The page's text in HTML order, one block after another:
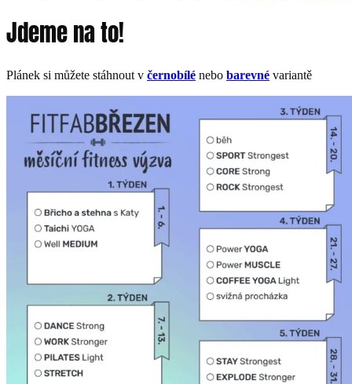
Jdeme na to!
Plánek si můžete stáhnout v černobílé nebo barevné variantě